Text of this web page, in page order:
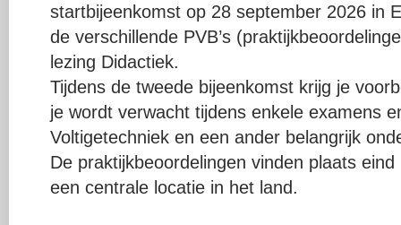
startbijeenkomst op 28 september 2026 in
de verschillende PVB’s
lezing Didactiek.
Tijdens de tweede bijeenkomst krijg je
je wordt verwacht tijdens enkele examens
Voltigetechniek en een ander belangrijk
De praktijkbeoordelingen vinden plaats
een centrale locatie in het land.